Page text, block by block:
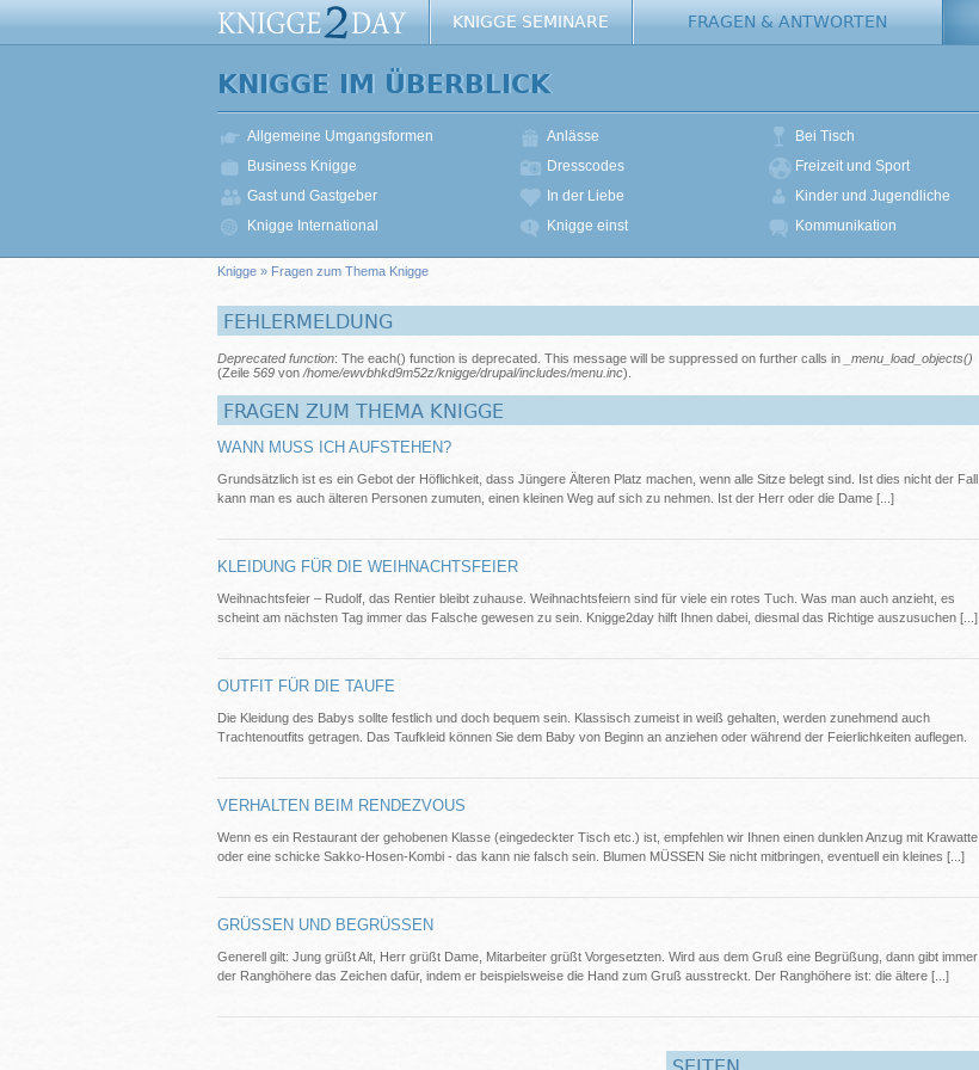
KNIGGE SEMINARE FRAGEN & ANTWORTEN
KNIGGE IM ÜBERBLICK
Allgemeine Umgangsformen Anlässe
Bei Tisch
Business Knigge
Dresscodes
Freizeit und Sport
Gast und Gastgeber
In der Liebe
Kinder und Jugendliche
Knigge International
Knigge einst Kommunikation
Knigge » Fragen zum Thema Knigge
FEHLERMELDUNG
Deprecated function: The each() function is deprecated. This message will be suppressed on further calls in
_menu_load_objects()
(Zeile 569 von /home/ewvbhkd9m52z/knigge/drupal/includes/menu.inc).
FRAGEN ZUM THEMA KNIGGE
WANN MUSS ICH AUFSTEHEN?
Grundsätzlich ist es ein Gebot der Höflichkeit, dass Jüngere Älteren Platz machen, wenn alle Sitze belegt sind. Ist dies nicht der Fall,
kann man es auch älteren Personen zumuten, einen kleinen Weg auf sich zu nehmen. Ist der Herr oder die Dame [...]
KLEIDUNG FÜR DIE WEIHNACHTSFEIER
Weihnachtsfeier – Rudolf, das Rentier bleibt zuhause. Weihnachtsfeiern sind für viele ein rotes Tuch. Was man auch anzieht, es
scheint am nächsten Tag immer das Falsche gewesen zu sein. Knigge2day hilft Ihnen dabei, diesmal das Richtige auszusuchen [...]
OUTFIT FÜR DIE TAUFE
Die Kleidung des Babys sollte festlich und doch bequem sein. Klassisch zumeist in weiß gehalten, werden zunehmend auch
Trachtenoutfits getragen. Das Taufkleid können Sie dem Baby von Beginn an anziehen oder während der Feierlichkeiten auflegen.
VERHALTEN BEIM RENDEZVOUS
Wenn es ein Restaurant der gehobenen Klasse (eingedeckter Tisch etc.) ist, empfehlen wir Ihnen einen dunklen Anzug mit Krawatte
oder eine schicke Sakko-Hosen-Kombi - das kann nie falsch sein. Blumen MÜSSEN Sie nicht mitbringen, eventuell ein kleines [...]
GRÜSSEN UND BEGRÜSSEN
Generell gilt: Jung grüßt Alt, Herr grüßt Dame, Mitarbeiter grüßt Vorgesetzten. Wird aus dem Gruß eine Begrüßung, dann gibt immer
der Ranghöhere das Zeichen dafür, indem er beispielsweise die Hand zum Gruß ausstreckt. Der Ranghöhere ist: die ältere [...]